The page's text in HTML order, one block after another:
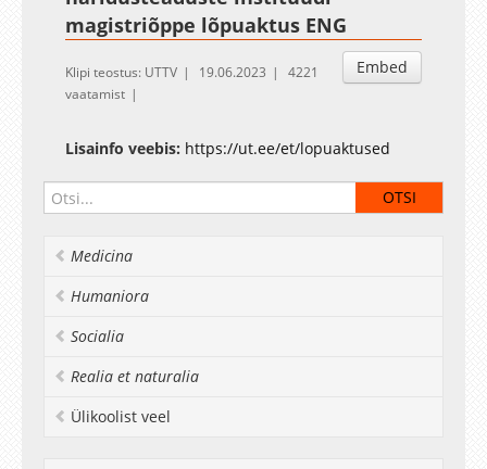
magistriõppe lõpuaktus ENG
Embed
Klipi teostus: UTTV 19.06.2023
4221
vaatamist
Lisainfo veebis: https://ut.ee/et/lopuaktused
Medicina
Humaniora
Socialia
Realia et naturalia
Ülikoolist veel